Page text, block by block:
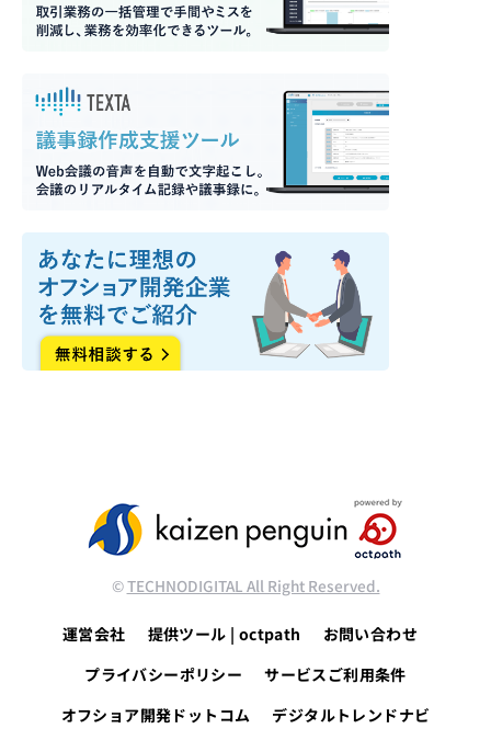
©TECHNODIGITAL All Right Reserved.
運営会社 提供ツール | octpath
お問い合わせ
プライバシーポリシー
サービスご利用条件
オフショア開発ドットコム
デジタルトレンドナビ